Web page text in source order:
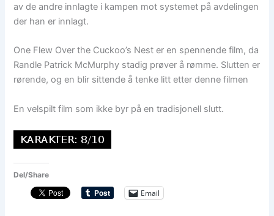
av de andre innlagte i kampen mot systemet på avdelingen
der han er innlagt.
One Flew Over the Cuckoo’s Nest er en spennende film, da
Randle Patrick McMurphy stadig prøver å rømme. Slutten er
rørende, og en blir sittende å tenke litt etter denne filmen
En velspilt film som ikke byr på en tradisjonell slutt.
Del/Share
Email